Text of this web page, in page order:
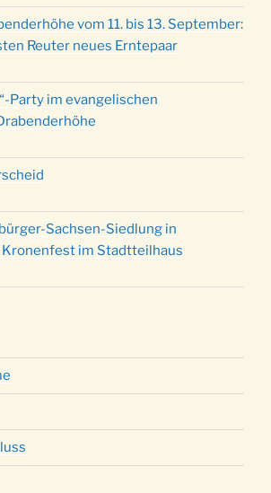
mit Krippenspiel im Ev.
um 15:00 Uhr
in der FeG um 16 Uhr
in der Kirche um
in der Kirche um
mit der ev. Jugend in der Kirche
Uhr
zu Silvester in der Kirche um
vom 11. bis 13. September:
Reuter neues Erntepaar
Party im evangelischen
Sachsen-Siedlung in
Kronenfest im Stadtteilhaus